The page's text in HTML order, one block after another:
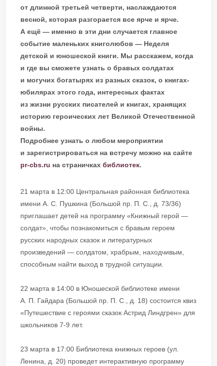
от длинной третьей четверти, наслаждаются
весной, которая разгорается все ярче и ярче.
А ещё — именно в эти дни случается главное
событие маленьких книголюбов — Неделя
детской и юношеской книги. Мы расскажем, когда
и где вы сможете узнать о бравых солдатах
и могучих богатырях из разных сказок, о книгах-
юбилярах этого года, интересных фактах
из жизни русских писателей и книгах, хранящих
историю героических лет Великой Отечественной
войны.
Подробнее узнать о любом мероприятии
и зарегистрироваться на встречу можно на сайте
pr-cbs.ru на страничках библиотек.
21 марта в 12:00 Центральная районная библиотека
имени А. С. Пушкина (Большой пр. П. С., д. 73/36)
приглашает детей на программу «Книжный герой —
солдат», чтобы познакомиться с бравым героем
русских народных сказок и литературных
произведений — солдатом, храбрым, находчивым,
способным найти выход в трудной ситуации.
22 марта в 14:00 в Юношеской библиотеке имени
А. П. Гайдара (Большой пр. П. С., д. 18) состоится квиз
«Путешествие с героями сказок Астрид Линдгрен» для
школьников 7-9 лет.
23 марта в 17:00 Библиотека книжных героев (ул.
Ленина, д. 20) проведет интерактивную программу